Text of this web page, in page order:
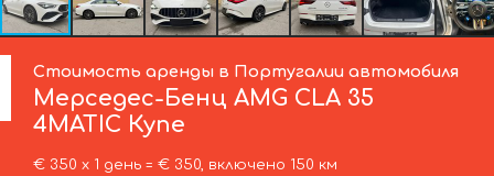
Стоимость аренды в Португалии автомобиля
Мерседес-Бенц AMG CLA 35
4MATIC Купе
€ 350 х 1 день = € 350, включено 150 км